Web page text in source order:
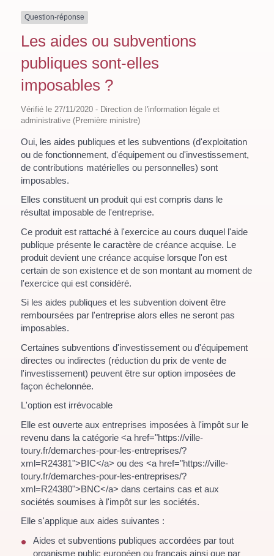
Question-réponse
Les aides ou subventions
publiques sont-elles
imposables ?
Vérifié le 27/11/2020 - Direction de l'information légale et
administrative (Première ministre)
Oui, les aides publiques et les subventions (d'exploitation
ou de fonctionnement, d'équipement ou d'investissement,
de contributions matérielles ou personnelles) sont
imposables.
Elles constituent un produit qui est compris dans le
résultat imposable de l'entreprise.
Ce produit est rattaché à l'exercice au cours duquel l'aide
publique présente le caractère de créance acquise. Le
produit devient une créance acquise lorsque l'on est
certain de son existence et de son montant au moment de
l'exercice qui est considéré.
Si les aides publiques et les subvention doivent être
remboursées par l'entreprise alors elles ne seront pas
imposables.
Certaines subventions d'investissement ou d'équipement
directes ou indirectes (réduction du prix de vente de
l'investissement) peuvent être sur option imposées de
façon échelonnée.
L'option est irrévocable
Elle est ouverte aux entreprises imposées à l'impôt sur le
revenu dans la catégorie <a href="https://ville-
toury.fr/demarches-pour-les-entreprises/?
xml=R24381">BIC</a> ou des <a href="https://ville-
toury.fr/demarches-pour-les-entreprises/?
xml=R24380">BNC</a> dans certains cas et aux
sociétés soumises à l'impôt sur les sociétés.
Elle s'applique aux aides suivantes :
Aides et subventions publiques accordées par tout
organisme public européen ou français ainsi que par